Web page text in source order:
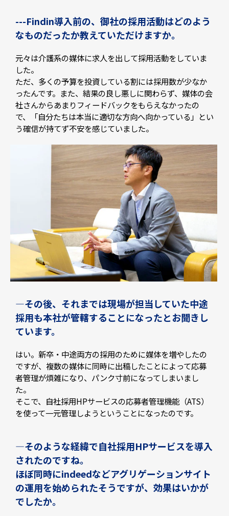
---Findin導入前の、御社の採用活動はどのよう
なものだったか教えていただけますか。
元々は介護系の媒体に求人を出して採用活動をしていま
した。
ただ、多くの予算を投資している割には採用数が少なか
ったんです。また、結果の良し悪しに関わらず、媒体の会
社さんからあまりフィードバックをもらえなかったの
で、「自分たちは本当に適切な方向へ向かっている」とい
う確信が持てず不安を感じていました。
—その後、それまでは現場が担当していた中途
採用も本社が管轄することになったとお聞きし
ています。
はい。新卒・中途両方の採用のために媒体を増やしたの
ですが、複数の媒体に同時に出稿したことによって応募
者管理が煩雑になり、パンク寸前になってしまいまし
た。
そこで、自社採用HPサービスの応募者管理機能（ATS）
を使って一元管理しようということになったのです。
—そのような経緯で自社採用HPサービスを導入
されたのですね。
ほぼ同時にindeedなどアグリゲーションサイト
の運用を始められたそうですが、効果はいかが
でしたか。